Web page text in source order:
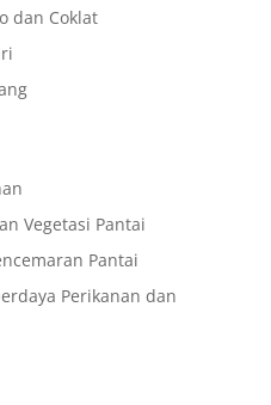
dan Coklat
Vegetasi Pantai
Pantai
Perikanan dan